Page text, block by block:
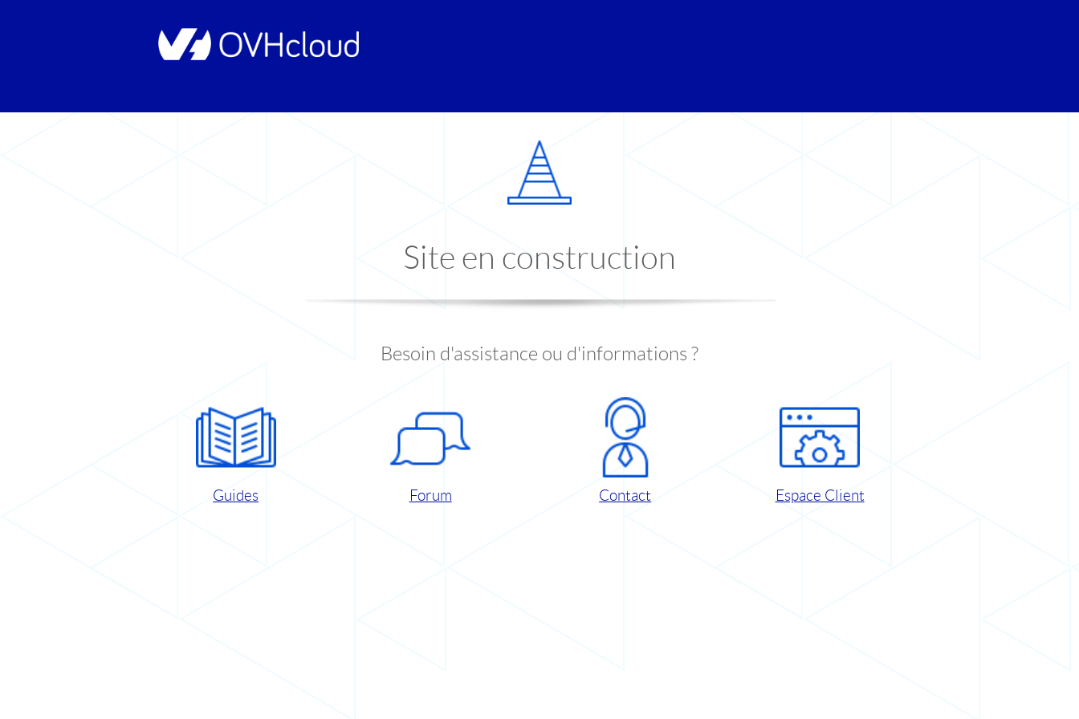
Site en construction
Besoin d'assistance ou d'informations ?
Guides Forum Contact Espace Client